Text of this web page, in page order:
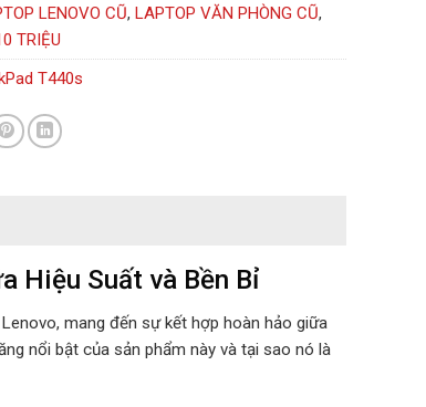
LENOVO CŨ, LAPTOP VĂN PHÒNG CŨ,
TRIỆU
T440s
Hiệu Suất và Bền Bỉ
mang đến sự kết hợp hoàn hảo giữa
nổi bật của sản phẩm này và tại sao nó là